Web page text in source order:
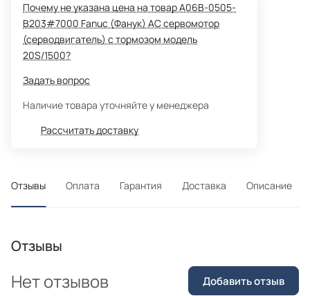
Почему не указана цена на товар A06B-0505-
B203#7000 Fanuc (Фанук) AC сервомотор
(серводвигатель) с тормозом модель
20S/1500?
Задать вопрос
Наличие товара уточняйте у менеджера
Рассчитать доставку
Отзывы Оплата Гарантия Доставка Описание
Отзывы
Нет отзывов Добавить отзыв